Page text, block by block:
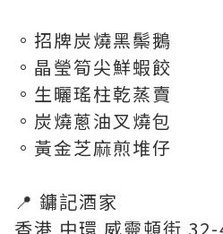
。招牌炭燒黑鬃鵝
。晶瑩筍尖鮮蝦餃
。生曬瑤柱乾蒸賣
。炭燒蔥油叉燒包
。黃金芝麻煎堆仔
📍 鏞記酒家
香港 中環 威靈頓街